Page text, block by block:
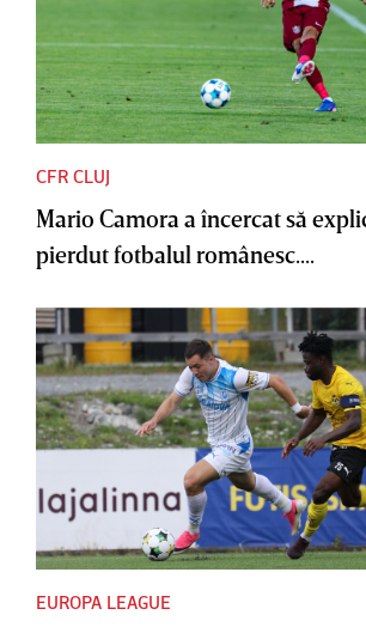
CFR CLUJ
Mario Camora a încercat să
pierdut fotbalul românesc....
EUROPA LEAGUE